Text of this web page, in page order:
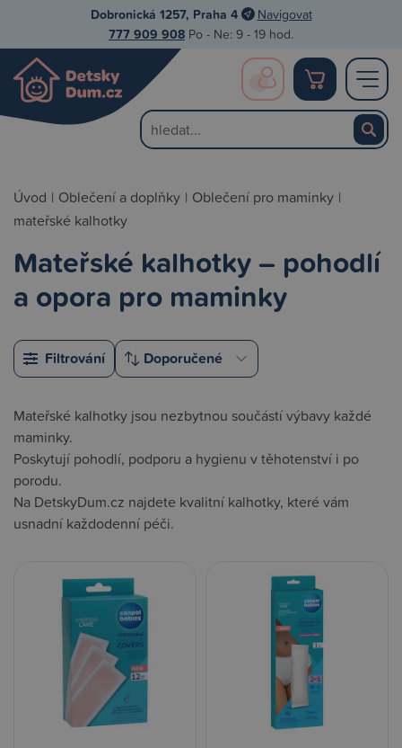
Dobronická 1257, Praha 4 Navigovat
777 909 908 Po - Ne: 9 - 19 hod.
Úvod | Oblečení a doplňky | Oblečení pro maminky |
mateřské kalhotky
Mateřské kalhotky – pohodlí
a opora pro maminky
Filtrování
Mateřské kalhotky jsou nezbytnou součástí výbavy každé
maminky.
Poskytují pohodlí, podporu a hygienu v těhotenství i po
porodu.
Na DetskyDum.cz najdete kvalitní kalhotky, které vám
usnadní každodenní péči.